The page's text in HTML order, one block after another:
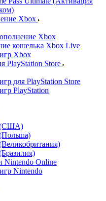
Xbox
Xbox
кошелька Xbox Live
Xbox
PlayStation Store
для PlayStation Store
PlayStation
(США)
Nintendo Online
Nintendo